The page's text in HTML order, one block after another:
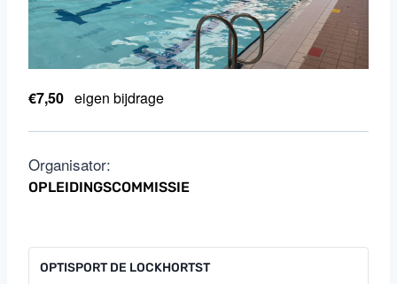
€7,50 eigen bijdrage
OPLEIDINGSCOMMISSIE
OPTISPORT DE LOCKHORTST